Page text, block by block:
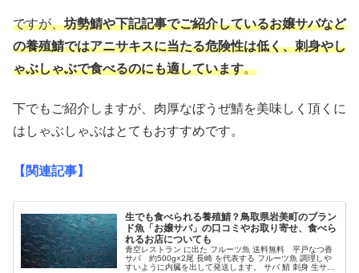
ですが、坊勢鯖や下記記事でご紹介しているお嬢サバなど
の養殖鯖ではアニサキスに当たる危険性は低く、刺身やし
ゃぶしゃぶで食べるのにも適しています。
下でもご紹介しますが、肉厚なぼうぜ鯖を美味しく頂くに
はしゃぶしゃぶはとてもおすすめです。
【関連記事】
生でも食べられる養殖鯖？鳥取県岩美町のブラン
ド魚「お嬢サバ」の口コミやお取り寄せ、食べら
れるお店についても
青空レストラン に出た フルーツ魚 送料無料 平戸なつ香
サバ 約500g×2尾 長崎 を代表する フルーツ魚 調理しや
すいように内臓を出して発送します。 サバ 鯖 刺身 生サバ